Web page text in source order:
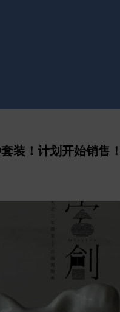
装！计划开始销售！